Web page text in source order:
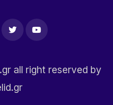
all right reserved by